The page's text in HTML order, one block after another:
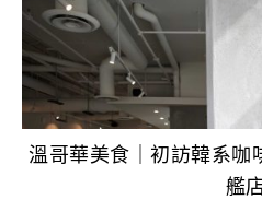
溫哥華美食｜初訪韓系咖
艦